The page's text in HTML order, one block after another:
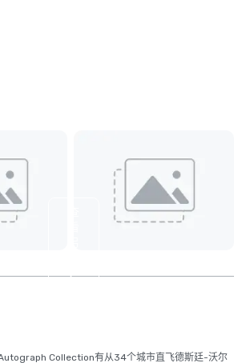
9
Collection有从34个城市直飞德斯廷-沃尔